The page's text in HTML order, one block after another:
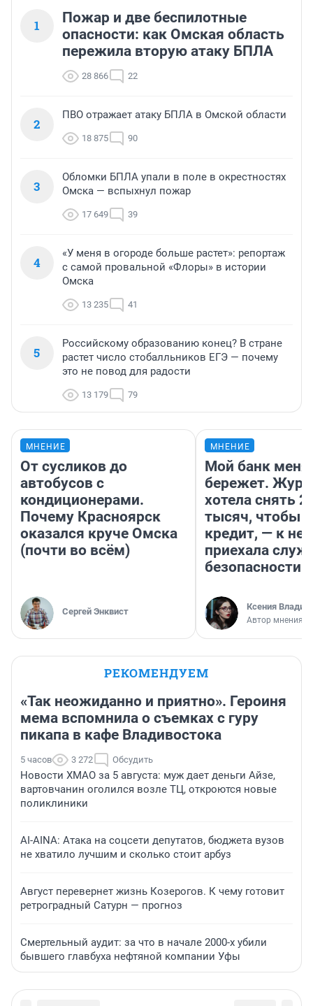
1
Пожар и две беспилотные
опасности: как Омская область
пережила вторую атаку БПЛА
28 866 22
2
ПВО отражает атаку БПЛА в Омской области
18 875 90
3
Обломки БПЛА упали в поле в окрестностях
Омска — вспыхнул пожар
17 649 39
4
«У меня в огороде больше растет»: репортаж
с самой провальной «Флоры» в истории
Омска
13 235 41
5
Российскому образованию конец? В стране
растет число стобалльников ЕГЭ — почему
это не повод для радости
13 179 79
МНЕНИЕ
От сусликов до
автобусов с
кондиционерами.
Почему Красноярск
оказался круче Омска
(почти во всём)
Сергей Энквист
МНЕНИЕ
Мой банк меня
бережет.
хотела снять
тысяч, чтобы
кредит, — к
приехала
безопасности
Ксения
Автор мнения
РЕКОМЕНДУЕМ
«Так неожиданно и приятно». Героиня
мема вспомнила о съемках с гуру
пикапа в кафе Владивостока
5 часов 3 272 Обсудить
Новости ХМАО за 5 августа: муж дает деньги Айзе,
вартовчанин оголился возле ТЦ, откроются новые
поликлиники
AI-AINA: Атака на соцсети депутатов, бюджета вузов
не хватило лучшим и сколько стоит арбуз
Август перевернет жизнь Козерогов. К чему готовит
ретроградный Сатурн — прогноз
Смертельный аудит: за что в начале 2000-х убили
бывшего главбуха нефтяной компании Уфы